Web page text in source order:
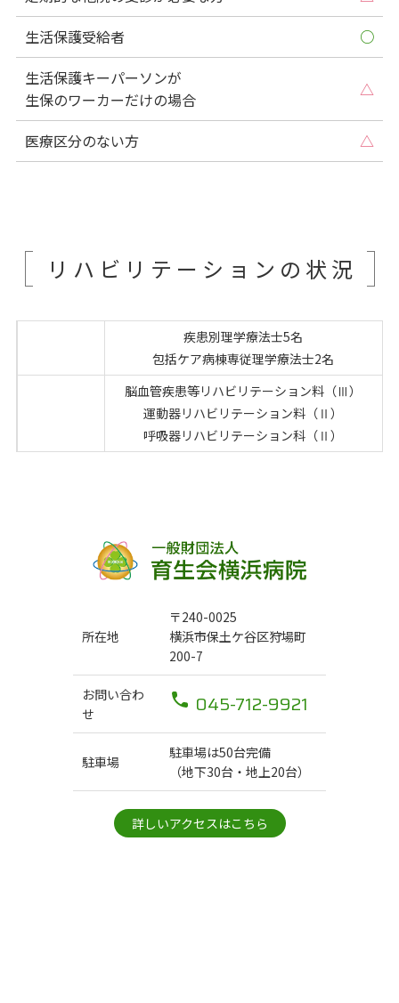
生活保護受給者
○
生活保護キーパーソンが
生保のワーカーだけの場合
△
医療区分のない方 △
リハビリテーションの状況
疾患別理学療法士5名
包括ケア病棟専従理学療法士2名
脳血管疾患等リハビリテーション料（Ⅲ）
運動器リハビリテーション料（Ⅱ）
呼吸器リハビリテーション科（Ⅱ）
所在地
〒240-0025
横浜市保土ケ谷区狩場町
200-7
お問い合わ
せ
045-712-9921
駐車場
駐車場は50台完備
（地下30台・地上20台）
詳しいアクセスはこちら